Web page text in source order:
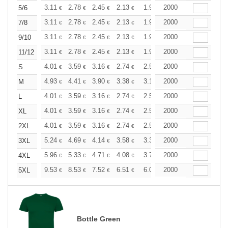
5/6 3.11 € 2.78 € 2.45 € 2.13 € 1.96 1.88
2000
7/8
3.11 € 2.78 € 2.45 € 2.13 € 1.96 1.88
2000
9/10
3.11 € 2.78 € 2.45 € 2.13 € 1.96 1.88
2000
11/12
3.11 € 2.78 € 2.45 € 2.13 € 1.96 1.88
2000
S
4.01 € 3.59 € 3.16 € 2.74 € 2.53 2.43
2000
M
4.93 € 4.41 € 3.90 € 3.38 € 3.12 2.99
2000
L
4.01 € 3.59 € 3.16 € 2.74 € 2.53 2.43
2000
XL
4.01 € 3.59 € 3.16 € 2.74 € 2.53 2.43
2000
2XL
4.01 € 3.59 € 3.16 € 2.74 € 2.53 2.43
2000
3XL
5.24 € 4.69 € 4.14 € 3.58 € 3.31 3.17
2000
4XL
5.96 € 5.33 € 4.71 € 4.08 € 3.76 3.61
2000
5XL
9.53 € 8.53 € 7.52 € 6.51 € 6.02 5.77
2000
Bottle Green